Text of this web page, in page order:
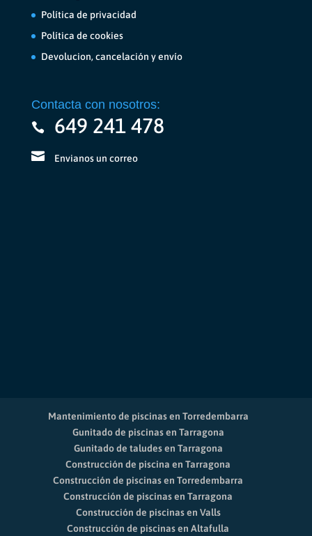
Política de privacidad
Política de cookies
Devolucion, cancelación y envío
Contacta con nosotros:
649 241 478
Envianos un correo
Mantenimiento de piscinas en Torredembarra
Gunitado de piscinas en Tarragona
Gunitado de taludes en Tarragona
Construcción de piscina en Tarragona
Construcción de piscinas en Torredembarra
Construcción de piscinas en Tarragona
Construcción de piscinas en Valls
Construcción de piscinas en Altafulla